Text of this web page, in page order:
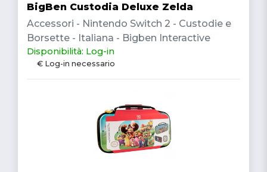
BigBen Custodia Deluxe Zelda
Accessori - Nintendo Switch 2 - Custodie e
Borsette - Italiana - Bigben Interactive
Disponibilità: Log-in
€ Log-in necessario